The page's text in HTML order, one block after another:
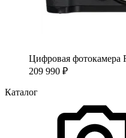
Цифровая
209 990 ₽
Каталог